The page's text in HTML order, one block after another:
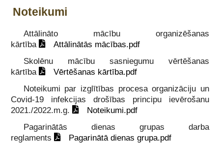
Noteikumi
Attālināto mācību organizēšanas
kārtība
Attālinātās mācības.pdf
Skolēnu mācību sasniegumu vērtēšanas
kārtība
Vērtēšanas kārtība.pdf
Noteikumi par izglītības procesa organizāciju un
Covid-19 infekcijas drošības principu ievērošanu
2021./2022.m.g.
Noteikumi.pdf
Pagarinātās dienas grupas darba
reglaments
Pagarinātā dienas grupa.pdf